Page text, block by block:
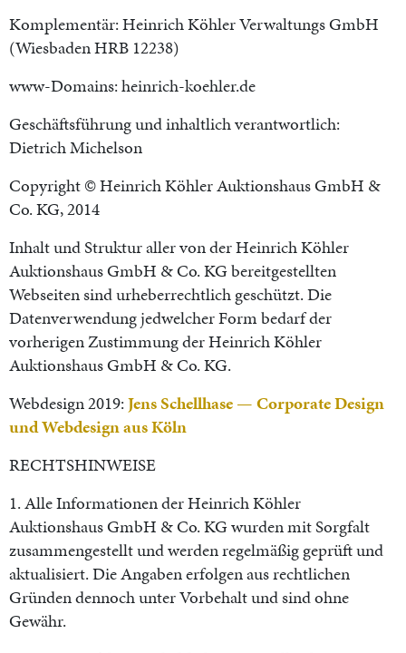
Komplementär: Heinrich Köhler Verwaltungs GmbH
(Wiesbaden HRB 12238)
www-Domains: heinrich-koehler.de
Geschäftsführung und inhaltlich verantwortlich:
Dietrich Michelson
Copyright © Heinrich Köhler Auktionshaus GmbH &
Co. KG, 2014
Inhalt und Struktur aller von der Heinrich Köhler
Auktionshaus GmbH & Co. KG bereitgestellten
Webseiten sind urheberrechtlich geschützt. Die
Datenverwendung jedwelcher Form bedarf der
vorherigen Zustimmung der Heinrich Köhler
Auktionshaus GmbH & Co. KG.
Webdesign 2019:Jens Schellhase — Corporate Design
und Webdesign aus Köln
RECHTSHINWEISE
1. Alle Informationen der Heinrich Köhler
Auktionshaus GmbH & Co. KG wurden mit Sorgfalt
zusammengestellt und werden regelmäßig geprüft und
aktualisiert. Die Angaben erfolgen aus rechtlichen
Gründen dennoch unter Vorbehalt und sind ohne
Gewähr.